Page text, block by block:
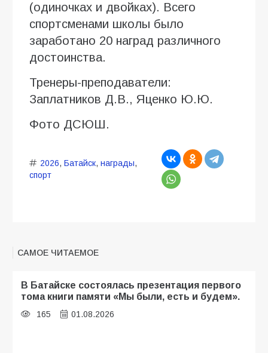
(одиночках и двойках). Всего
спортсменами школы было
заработано 20 наград различного
достоинства.
Тренеры-преподаватели:
Заплатников Д.В., Яценко Ю.Ю.
Фото ДСЮШ.
2026, Батайск, награды,
спорт
САМОЕ ЧИТАЕМОЕ
В Батайске состоялась презентация первого
тома книги памяти «Мы были, есть и будем».
165 01.08.2026